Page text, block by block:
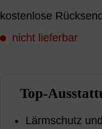
kostenlose
nicht lieferbar
Top-
Lärmschutz